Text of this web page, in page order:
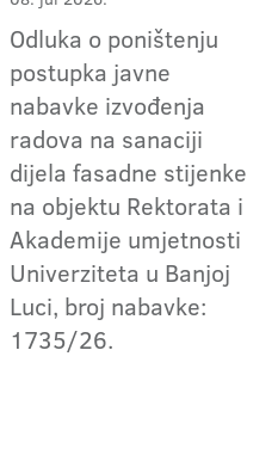
Odluka o poništenju
postupka javne
nabavke izvođenja
radova na sanaciji
dijela fasadne stijenke
na objektu Rektorata i
Akademije umjetnosti
Univerziteta u Banjoj
Luci, broj nabavke:
1735/26.